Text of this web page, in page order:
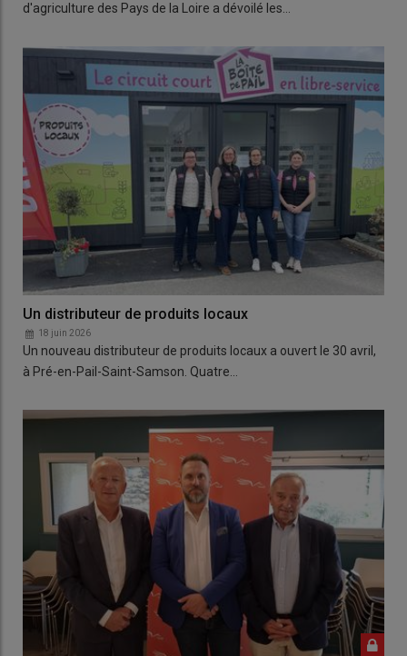
d'agriculture des Pays de la Loire a dévoilé les…
Un distributeur de produits locaux
18 juin 2026
Un nouveau distributeur de produits locaux a ouvert le 30 avril,
à Pré-en-Pail-Saint-Samson. Quatre…